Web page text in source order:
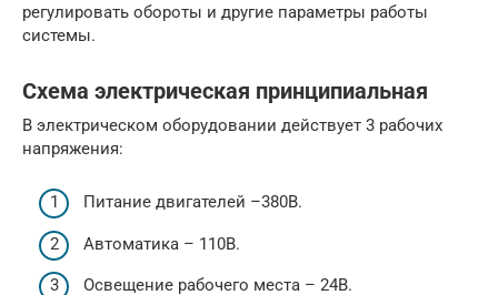
регулировать обороты и другие параметры работы
системы.
Схема электрическая принципиальная
В электрическом оборудовании действует 3 рабочих
напряжения:
Питание двигателей –380В.
Автоматика – 110В.
Освещение рабочего места – 24В.